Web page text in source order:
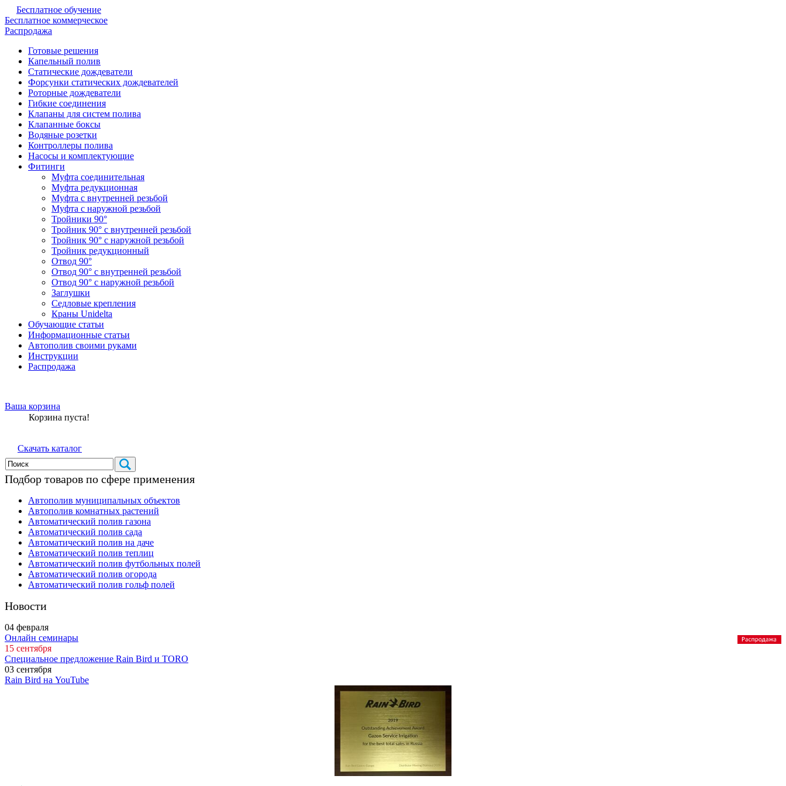
Бесплатное обучение
Бесплатное коммерческое
Распродажа
Готовые решения
Капельный полив
Статические дождеватели
Форсунки статических дождевателей
Роторные дождеватели
Гибкие соединения
Клапаны для систем полива
Клапанные боксы
Водяные розетки
Контроллеры полива
Насосы и комплектующие
Фитинги
Муфта соединительная
Муфта редукционная
Муфта с внутренней резьбой
Муфта с наружной резьбой
Тройники 90°
Тройник 90° с внутренней резьбой
Тройник 90° с наружной резьбой
Тройник редукционный
Отвод 90°
Отвод 90° с внутренней резьбой
Отвод 90° с наружной резьбой
Заглушки
Седловые крепления
Краны Unidelta
Обучающие статьи
Информационные статьи
Автополив своими руками
Инструкции
Распродажа
Ваша корзина
Корзина пуста!
Скачать каталог
Подбор товаров по сфере применения
Автополив муниципальных объектов
Автополив комнатных растений
Автоматический полив газона
Автоматический полив сада
Автоматический полив на даче
Автоматический полив теплиц
Автоматический полив футбольных полей
Автоматический полив огорода
Автоматический полив гольф полей
Новости
04 февраля
Онлайн семинары
15 сентября
Специальное предложение Rain Bird и TORO
03 сентября
Rain Bird на YouTube